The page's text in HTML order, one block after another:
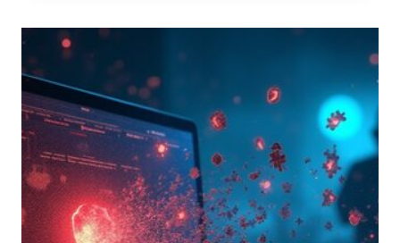
CONCERTI:
E
RIVENDITE
ILLECITE
MINACCIANO
I
FAN
DELLE
GRANDI
STAR